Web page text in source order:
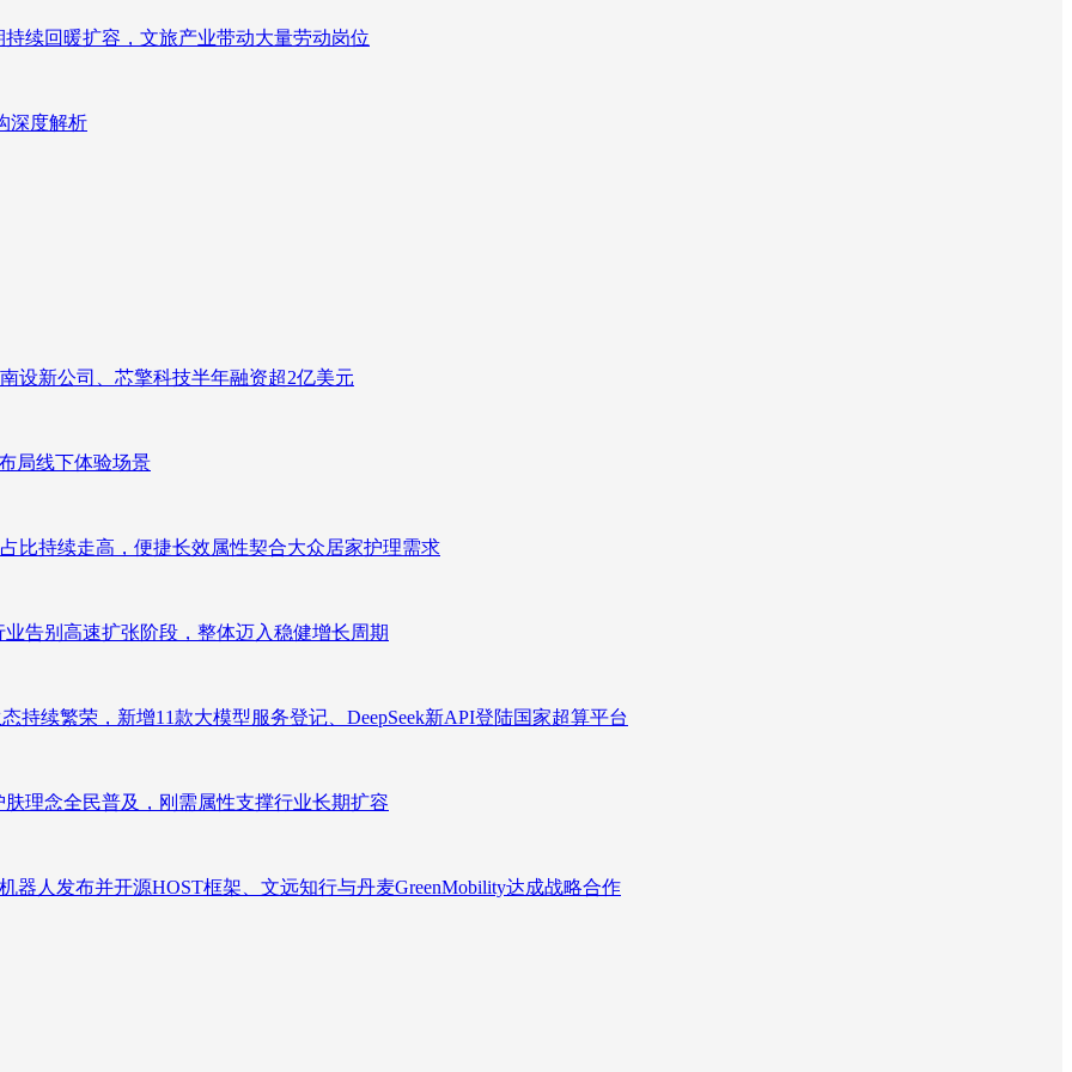
续回暖扩容，文旅产业带动大量劳动岗位
深度解析
设新公司、芯擎科技半年融资超2亿美元
局线下体验场景
比持续走高，便捷长效属性契合大众居家护理需求
告别高速扩张阶段，整体迈入稳健增长周期
续繁荣，新增11款大模型服务登记、DeepSeek新API登陆国家超算平台
理念全民普及，刚需属性支撑行业长期扩容
器人发布并开源HOST框架、文远知行与丹麦GreenMobility达成战略合作